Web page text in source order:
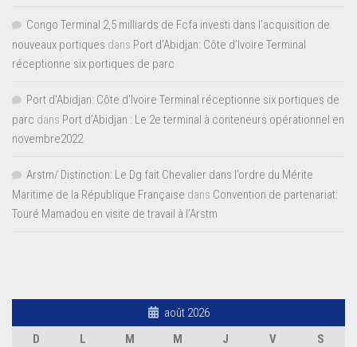
Congo Terminal 2,5 milliards de Fcfa investi dans l’acquisition de
nouveaux portiques dans Port d’Abidjan: Côte d’Ivoire Terminal
réceptionne six portiques de parc
Port d'Abidjan: Côte d’Ivoire Terminal réceptionne six portiques de
parc dans Port d’Abidjan : Le 2e terminal à conteneurs opérationnel en
novembre2022
Arstm/ Distinction: Le Dg fait Chevalier dans l’ordre du Mérite
Maritime de la République Française dans Convention de partenariat:
Touré Mamadou en visite de travail à l’Arstm
août 2026
D
L M M J V
S